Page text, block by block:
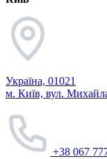
Україна, 01021
м. Київ, вул.
+38 067